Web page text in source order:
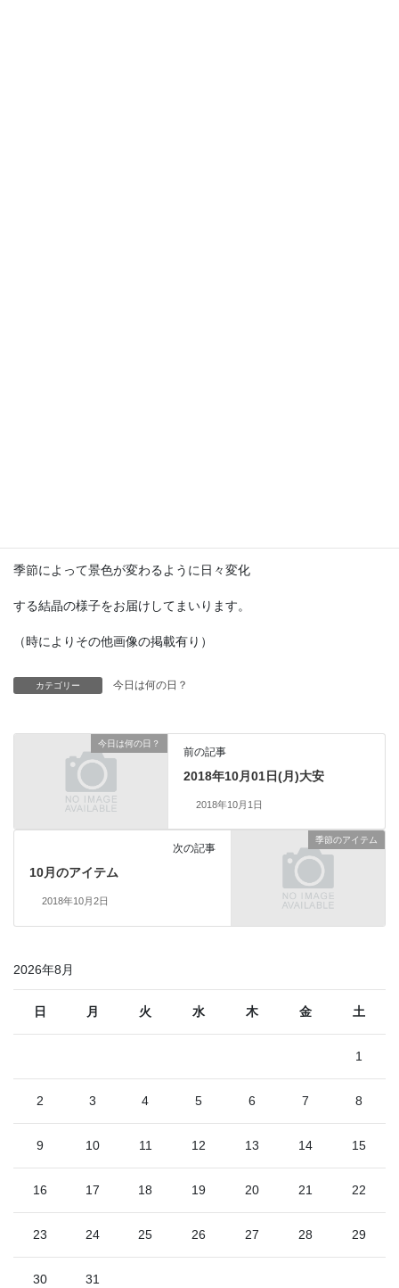
季節によって景色が変わるように日々変化
する結晶の様子をお届けしてまいります。
（時によりその他画像の掲載有り）
カテゴリー 今日は何の日？
今日は何の日？
前の記事
2018年10月01日(月)大安
2018年10月1日
季節のアイテム
次の記事
10月のアイテム
2018年10月2日
2026年8月
日 月 火 水 木 金 土
1
2 3 4 5 6 7 8
9 10 11 12 13 14 15
16 17 18 19 20 21 22
23 24 25 26 27 28 29
30 31